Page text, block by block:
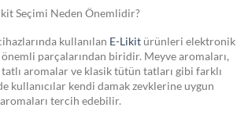
Seçimi Neden Önemlidir?
kullanılan E-Likitürünleri elektronik
parçalarından biridir. Meyve aromaları,
aromalar ve klasik tütün tatları gibi farklı
kullanıcılar kendi damak zevklerine uygun
aromaları tercih edebilir.